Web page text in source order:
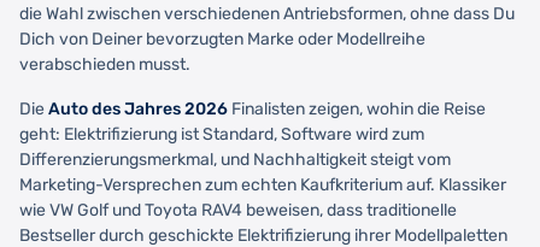
die Wahl zwischen verschiedenen Antriebsformen, ohne dass Du
Dich von Deiner bevorzugten Marke oder Modellreihe
verabschieden musst.
DieAuto des Jahres 2026 Finalisten zeigen, wohin die Reise
geht: Elektrifizierung ist Standard, Software wird zum
Differenzierungsmerkmal, und Nachhaltigkeit steigt vom
Marketing-Versprechen zum echten Kaufkriterium auf. Klassiker
wie VW Golf und Toyota RAV4 beweisen, dass traditionelle
Bestseller durch geschickte Elektrifizierung ihrer Modellpaletten